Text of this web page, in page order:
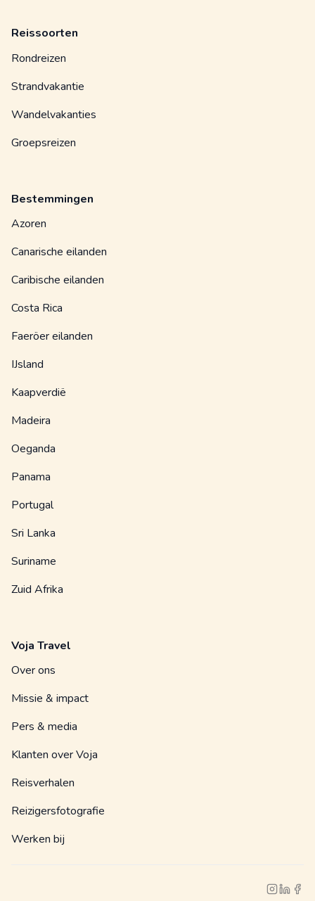
Reissoorten
Rondreizen
Strandvakantie
Wandelvakanties
Groepsreizen
Bestemmingen
Azoren
Canarische eilanden
Caribische eilanden
Costa Rica
Faeröer eilanden
IJsland
Kaapverdië
Madeira
Oeganda
Panama
Portugal
Sri Lanka
Suriname
Zuid Afrika
Voja Travel
Over ons
Missie & impact
Pers & media
Klanten over Voja
Reisverhalen
Reizigersfotografie
Werken bij